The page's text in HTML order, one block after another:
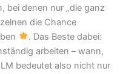
bei denen nur „die ganz
die Chance
. Das Beste dabei:
arbeiten – wann,
bedeutet also nicht nur